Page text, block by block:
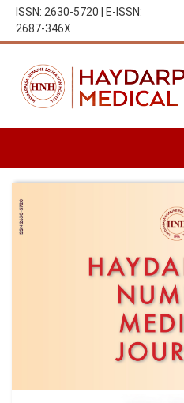
ISSN: 2630-5720 | E-ISSN:
2687-346X